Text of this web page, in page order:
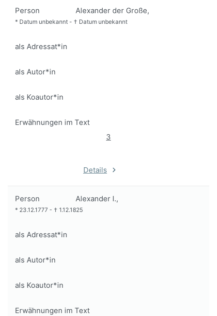
Person Alexander der Große,
* Datum unbekannt - † Datum unbekannt
als Adressat*in
als Autor*in
als Koautor*in
Erwähnungen im Text
3
Details
Person Alexander I.,
* 23.12.1777 - † 1.12.1825
als Adressat*in
als Autor*in
als Koautor*in
Erwähnungen im Text